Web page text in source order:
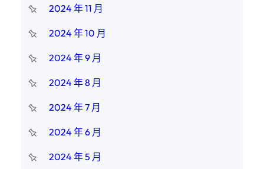
2024 年 11 月
2024 年 10 月
2024 年 9 月
2024 年 8 月
2024 年 7 月
2024 年 6 月
2024 年 5 月